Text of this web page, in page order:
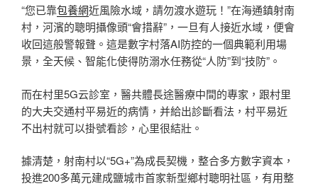
“您已靠包養網近風險水域，請勿渡水遊玩！”在海通鎮射南
村，河濱的聰明攝像頭“會措辭”，一旦有人接近水域，便會
收回這般警報聲。這是數字村落AI防控的一個典範利用場
景，全天候、智能化使得防溺水任務從“人防”到“技防”。
而在村里5G云診室，醫共體長途醫療中間的專家，跟村里
的大夫交通村平易近的病情，并給出診斷看法，村平易近
不出村就可以掛號看診，心里很結壯。
據清楚，射南村以“5G+”為成長契機，整合多方數字資本，
投進200多萬元建成鹽城市首家新型鄉村聰明社區，有用整